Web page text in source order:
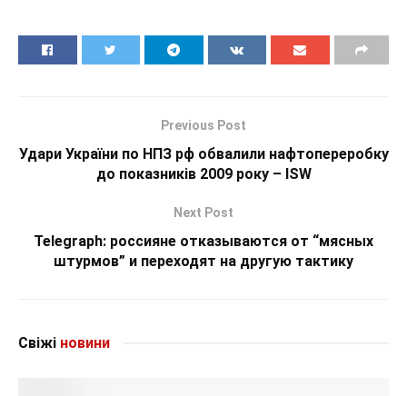
Previous Post
Удари України по НПЗ рф обвалили нафтопереробку
до показників 2009 року – ISW
Next Post
Telegraph: россияне отказываются от “мясных
штурмов” и переходят на другую тактику
Свіжі новини